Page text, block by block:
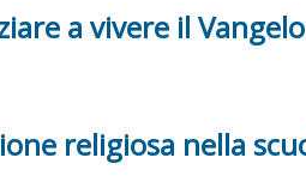
a vivere il
religiosa nella